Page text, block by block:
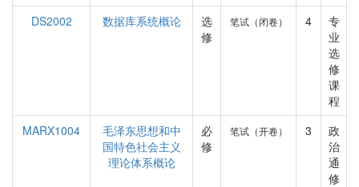
DS2002
数据库系统概论
选
修
笔试（闭卷） 4
专
业
选
修
课
程
MARX1004
毛泽东思想和中
国特色社会主义
理论体系概论
必
修
笔试（开卷） 3
政
治
通
修